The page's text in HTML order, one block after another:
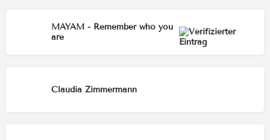
MAYAM - Remember who you
are
Claudia Zimmermann